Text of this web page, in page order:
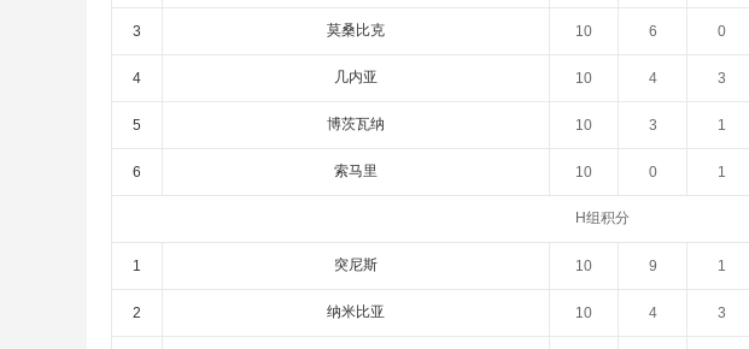
3 莫桑比克 10 6 0
4 几内亚 10 4 3
5 博茨瓦纳 10 3 1
6 索马里 10 0 1
H组积分
1 突尼斯 10 9 1
2 纳米比亚 10 4 3